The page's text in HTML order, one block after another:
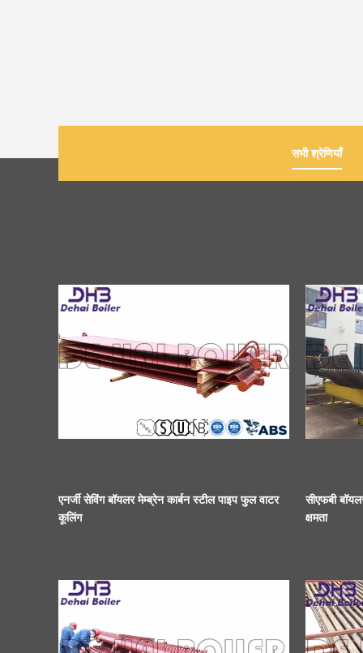
सभी श्रेणियाँ
एनर्जी सेविंग बॉयलर मेम्ब्रेन कार्बन स्टील पाइप फुल वाटर
कूलिंग
सीएफबी
क्षमता